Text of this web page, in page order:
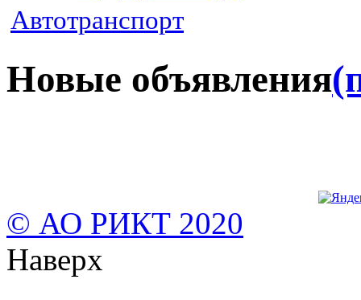
Автотранспорт
Новые объявления
© АО РИКТ 2020
Наверх